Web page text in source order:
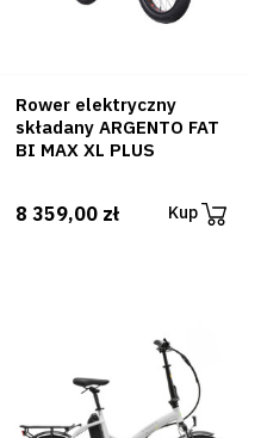
Rower elektryczny
składany ARGENTO FAT
BI MAX XL PLUS
8 359,00 zł Kup